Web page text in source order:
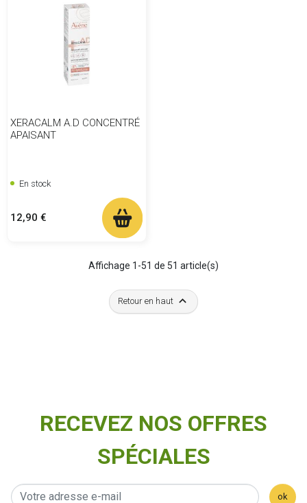
XERACALM A.D CONCENTRÉ
APAISANT
En stock
Prix
12,90 €
Affichage 1-51 de 51 article(s)
Retour en haut 
RECEVEZ NOS OFFRES
SPÉCIALES
ok